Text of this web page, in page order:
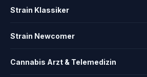
Strain Klassiker
Strain Newcomer
Cannabis Arzt & Telemedizin